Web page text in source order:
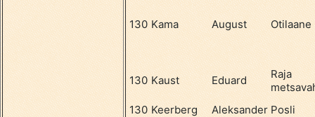
130 Kama August Otilaane
130 Kaust Eduard
Raja
130 Keerberg Aleksander Posli